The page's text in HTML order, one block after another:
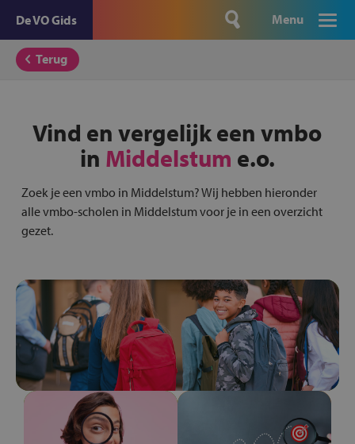
De VO Gids Menu
Terug
Vind en vergelijk een vmbo
in Middelstum e.o.
Zoek je een vmbo in Middelstum? Wij hebben hieronder
alle vmbo-scholen in Middelstum voor je in een overzicht
gezet.